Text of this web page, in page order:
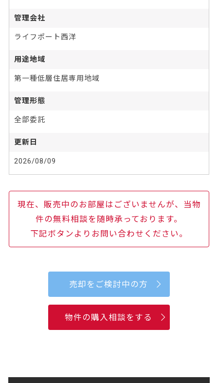
管理会社
ライフポート西洋
用途地域
第一種低層住居専用地域
管理形態
全部委託
更新日
2026/08/09
現在、販売中のお部屋はございませんが、当物
件の無料相談を随時承っております。
下記ボタンよりお問い合わせください。
売却をご検討中の方
物件の購入相談をする